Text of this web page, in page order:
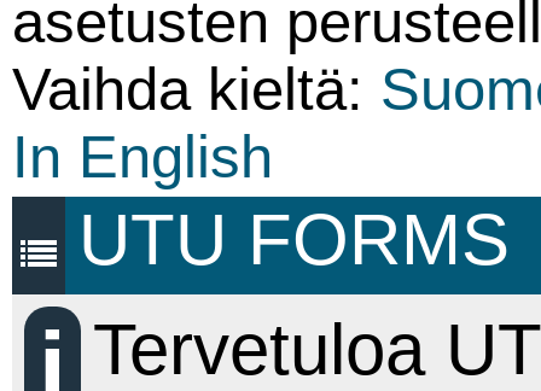
asetusten
Vaihda kieltä:
In English
UTU FORMS
Tervetuloa